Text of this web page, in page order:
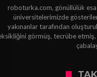
roboturka.com, gönüllülük
üniversitelerimizde
yakınanlar tarafından
görmüş, tecrübe